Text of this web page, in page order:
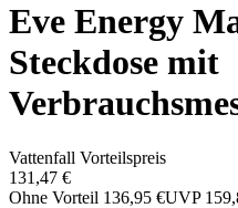
Eve Energy
Steckdose mit
Vattenfall Vorteilspreis
131,47 €
Ohne Vorteil 136,95 €UVP